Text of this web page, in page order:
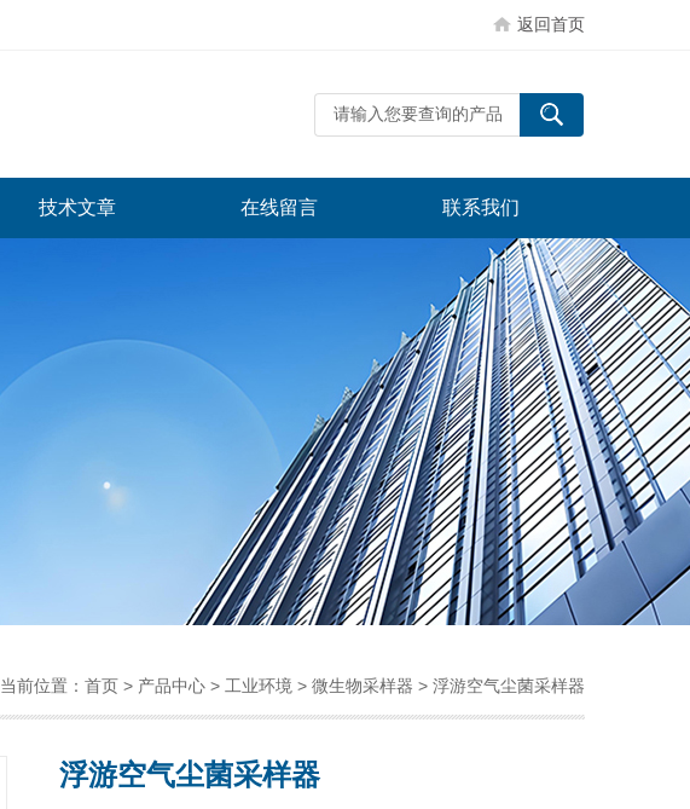
返回首页
技术文章 在线留言 联系我们
当前位置： 首页 > 产品中心 > 工业环境 > 微生物采样器 > 浮游空气尘菌采样器
浮游空气尘菌采样器